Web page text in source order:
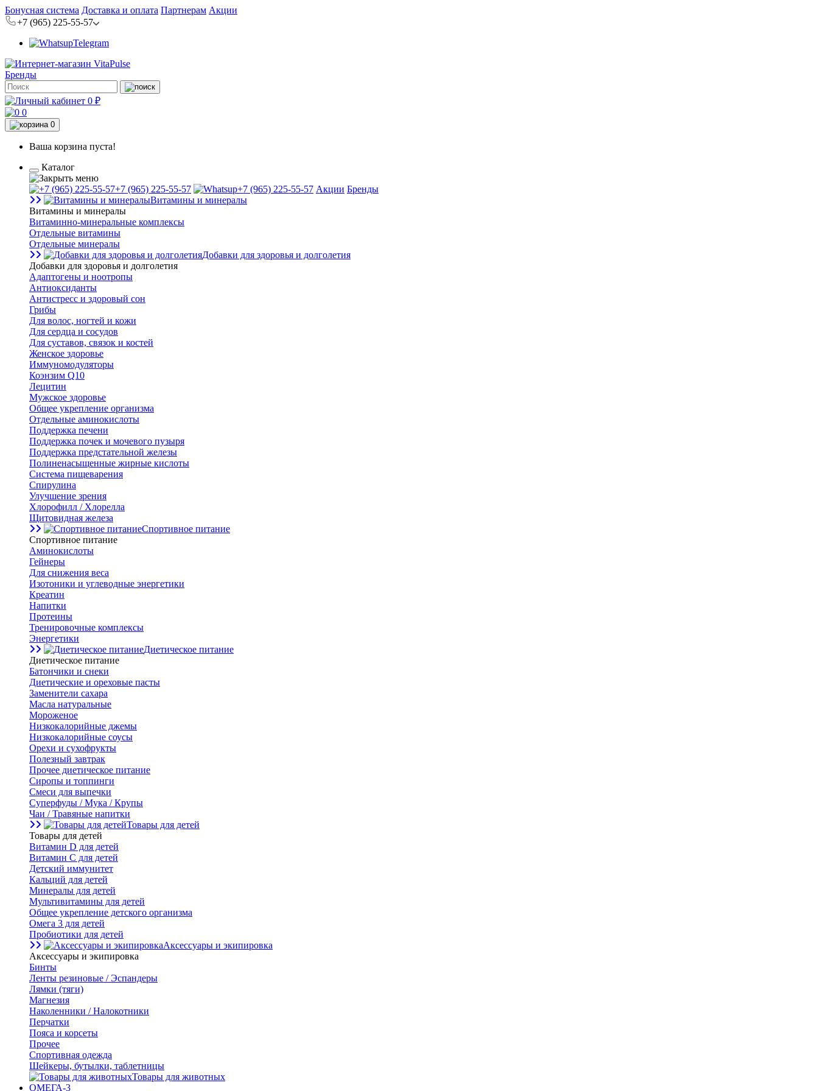
Бонусная система Доставка и оплата Партнерам Акции
+7 (965) 225-55-57
Telegram
Бренды
0 ₽
0
0
Ваша корзина пуста!
Каталог
+7 (965) 225-55-57 +7 (965) 225-55-57 Акции Бренды
Витамины и минералы
Витамины и минералы
Витаминно-минеральные комплексы
Отдельные витамины
Отдельные минералы
Добавки для здоровья и долголетия
Добавки для здоровья и долголетия
Адаптогены и ноотропы
Антиоксиданты
Антистресс и здоровый сон
Грибы
Для волос, ногтей и кожи
Для сердца и сосудов
Для суставов, связок и костей
Женское здоровье
Иммуномодуляторы
Коэнзим Q10
Лецитин
Мужское здоровье
Общее укрепление организма
Отдельные аминокислоты
Поддержка печени
Поддержка почек и мочевого пузыря
Поддержка предстательной железы
Полиненасыщенные жирные кислоты
Система пищеварения
Спирулина
Улучшение зрения
Хлорофилл / Хлорелла
Щитовидная железа
Спортивное питание
Спортивное питание
Аминокислоты
Гейнеры
Для снижения веса
Изотоники и углеводные энергетики
Креатин
Напитки
Протеины
Тренировочные комплексы
Энергетики
Диетическое питание
Диетическое питание
Батончики и снеки
Диетические и ореховые пасты
Заменители сахара
Масла натуральные
Мороженое
Низкокалорийные джемы
Низкокалорийные соусы
Орехи и сухофрукты
Полезный завтрак
Прочее диетическое питание
Сиропы и топпинги
Смеси для выпечки
Суперфуды / Мука / Крупы
Чаи / Травяные напитки
Товары для детей
Товары для детей
Витамин D для детей
Витамин С для детей
Детский иммунитет
Кальций для детей
Минералы для детей
Мультивитамины для детей
Общее укрепление детского организма
Омега 3 для детей
Пробиотики для детей
Аксессуары и экипировка
Аксессуары и экипировка
Бинты
Ленты резиновые / Эспандеры
Лямки (тяги)
Магнезия
Наколенники / Налокотники
Перчатки
Пояса и корсеты
Прочее
Спортивная одежда
Шейкеры, бутылки, таблетницы
Товары для животных
ОМЕГА-3